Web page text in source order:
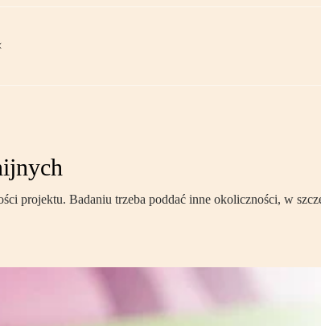
projektu. Badaniu trzeba poddać inne okoliczności, w